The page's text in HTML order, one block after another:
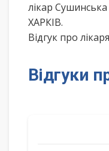
лікар Сушинська
ХАРКІВ.
Відгук про
Відгуки